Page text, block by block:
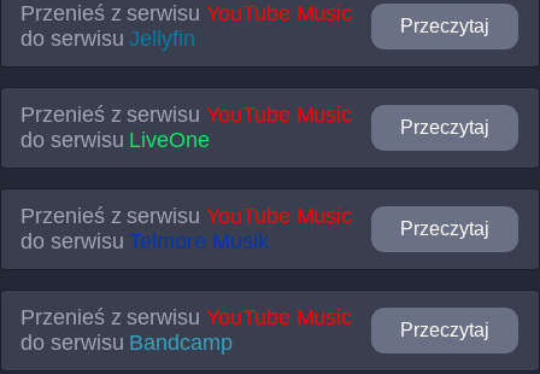
Przenieś z serwisu YouTube Music
do serwisuJellyfin
Przeczytaj
Przenieś z serwisu YouTube Music
do serwisu LiveOne
Przeczytaj
Przenieś z serwisu YouTube Music
do serwisuTelmore Musik
Przeczytaj
Przenieś z serwisu YouTube Music
do serwisu Bandcamp
Przeczytaj